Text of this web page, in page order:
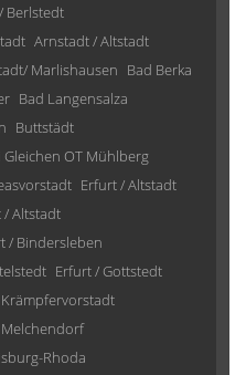
Berlstedt
Arnstadt / Altstadt
Marlishausen Bad Berka
Bad Langensalza
Buttstädt
Gleichen OT Mühlberg
Erfurt / Altstadt
/ Altstadt
/ Bindersleben
Erfurt / Gottstedt
Rhoda